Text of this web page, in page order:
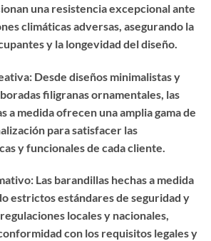
una resistencia excepcional ante
climáticas adversas, asegurando la
y la longevidad del diseño.
Desde diseños minimalistas y
filigranas ornamentales, las
a medida ofrecen una amplia gama de
para satisfacer las
y funcionales de cada cliente.
Las barandillas hechas a medida
estrictos estándares de seguridad y
locales y nacionales,
con los requisitos legales y